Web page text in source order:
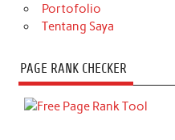
Portofolio
Tentang Saya
PAGE RANK CHECKER